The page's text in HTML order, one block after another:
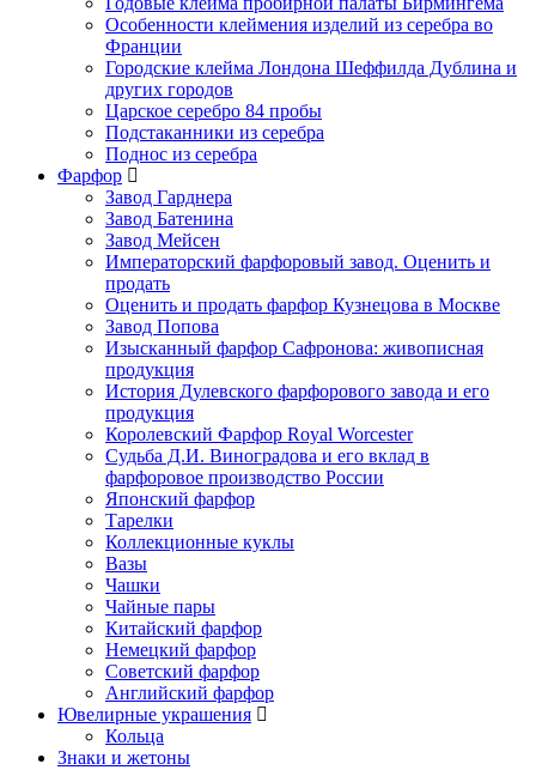
Особенности клеймения изделий из серебра во
Франции
Городские клейма Лондона Шеффилда Дублина и
других городов
Царское серебро 84 пробы
Подстаканники из серебра
Поднос из серебра
Фарфор
Завод Гарднера
Завод Батенина
Завод Мейсен
Императорский фарфоровый завод. Оценить и
продать
Оценить и продать фарфор Кузнецова в Москве
Завод Попова
Изысканный фарфор Сафронова: живописная
продукция
История Дулевского фарфорового завода и его
продукция
Королевский Фарфор Royal Worcester
Судьба Д.И. Виноградова и его вклад в
фарфоровое производство России
Японский фарфор
Тарелки
Коллекционные куклы
Вазы
Чашки
Чайные пары
Китайский фарфор
Немецкий фарфор
Советский фарфор
Английский фарфор
Ювелирные украшения
Кольца
Знаки и жетоны